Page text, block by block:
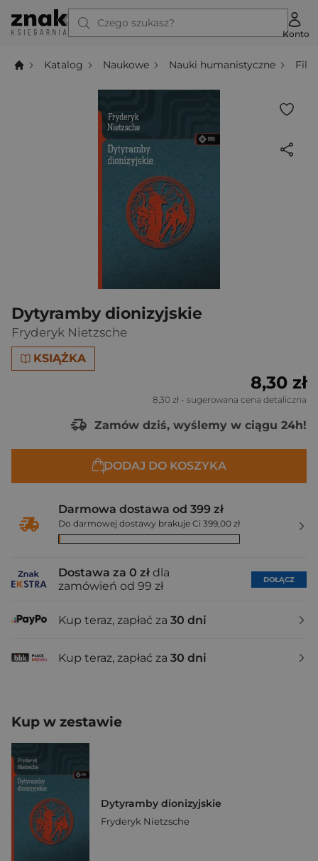
Czego szukasz?
Konto
Katalog Naukowe Nauki humanistyczne
Dytyramby dionizyjskie
Fryderyk Nietzsche
KSIĄŻKA
8,30 zł
8,30 zł - sugerowana cena detaliczna
Zamów dziś, wyślemy w ciągu 24h!
DODAJ DO KOSZYKA
Darmowa dostawa od 399 zł
Do darmowej dostawy brakuje Ci 399,00 zł
Dostawa za 0 zł dla
zamówień od 99 zł
DOŁĄCZ
Kup teraz, zapłać za 30 dni
Kup teraz, zapłać za 30 dni
Kup w zestawie
Dytyramby dionizyjskie
Fryderyk Nietzsche